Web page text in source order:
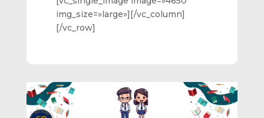
img_size=»large»][/vc_column]
[/vc_row]